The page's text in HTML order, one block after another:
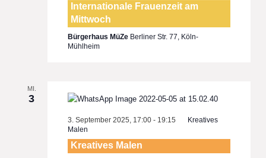
Internationale Frauenzeit am
Mittwoch
Bürgerhaus MüZe Berliner Str. 77, Köln-
Mühlheim
MI.
3
3. September 2025, 17:00 - 19:15
Kreatives
Malen
Kreatives Malen